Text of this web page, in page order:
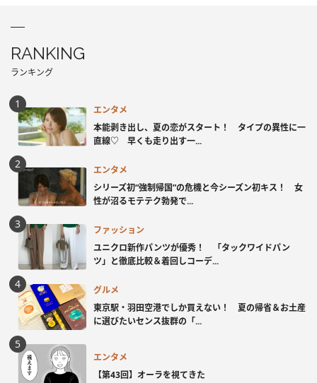
RANKING
ランキング
エンタメ
本能剥き出し、夏の恋がスタート！ タイプの異性に一
直線♡ 早くも走り出す一...
エンタメ
シリーズ初“強制帰国”の危機と今シーズン初キス！ 女
性が沼るモテテク勃発で...
ファッション
ユニクロ新作パンツが優秀！ 「タックワイドパン
ツ」と徹底比較＆着回しコーデ...
グルメ
東京駅・羽田空港でしか買えない！ 夏の帰省＆お土産
に選びたいセンス抜群の「...
エンタメ
【第43回】オーラを視てきた